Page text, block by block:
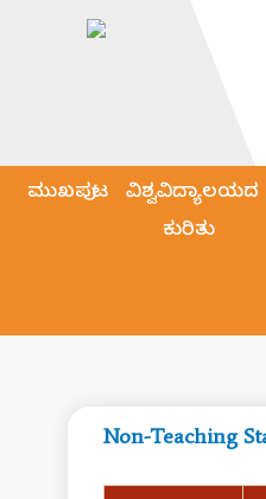
ಮುಖಪುಟ
ವಿಶ್ವವಿದ್ಯಾಲಯದ
ಕುರಿತು
Non-Teaching